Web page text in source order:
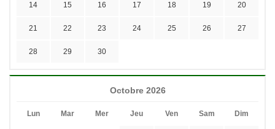
14 15 16 17 18 19 20
21 22 23 24 25 26 27
28 29 30
Octobre 2026
Lun Mar Mer Jeu Ven Sam Dim